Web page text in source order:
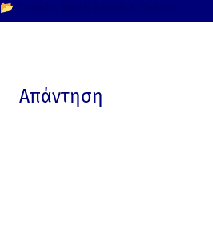
📂
Απάντηση